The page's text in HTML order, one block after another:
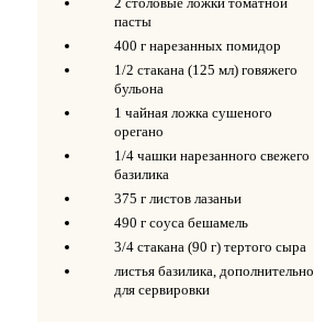
пасты
400 г нарезанных помидор
1/2 стакана (125 мл) говяжего
бульона
1 чайная ложка сушеного
орегано
1/4 чашки нарезанного свежего
базилика
375 г листов лазаньи
490 г соуса бешамель
3/4 стакана (90 г) тертого сыра
листья базилика, дополнительно
для сервировки